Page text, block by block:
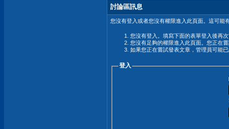
討論區訊息
您沒有登入或者您沒有權限進入此頁面。這可能
您沒有登入。填寫下面的表單登入後再次
您沒有足夠的權限進入此頁面。您正在
如果您正在嘗試發表文章，管理員可能
登入